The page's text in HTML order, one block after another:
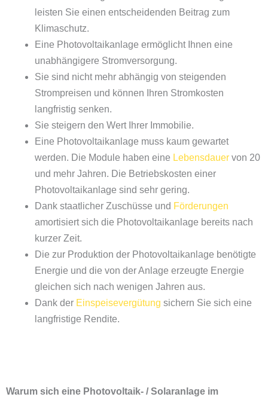
leisten Sie einen entscheidenden Beitrag zum
Klimaschutz.
Eine Photovoltaikanlage ermöglicht Ihnen eine
unabhängigere Stromversorgung.
Sie sind nicht mehr abhängig von steigenden
Strompreisen und können Ihren Stromkosten
langfristig senken.
Sie steigern den Wert Ihrer Immobilie.
Eine Photovoltaikanlage muss kaum gewartet
werden. Die Module haben eine Lebensdauer von 20
und mehr Jahren. Die Betriebskosten einer
Photovoltaikanlage sind sehr gering.
Dank staatlicher Zuschüsse und Förderungen
amortisiert sich die Photovoltaikanlage bereits nach
kurzer Zeit.
Die zur Produktion der Photovoltaikanlage benötigte
Energie und die von der Anlage erzeugte Energie
gleichen sich nach wenigen Jahren aus.
Dank der Einspeisevergütung sichern Sie sich eine
langfristige Rendite.
Warum sich eine Photovoltaik- / Solaranlage im